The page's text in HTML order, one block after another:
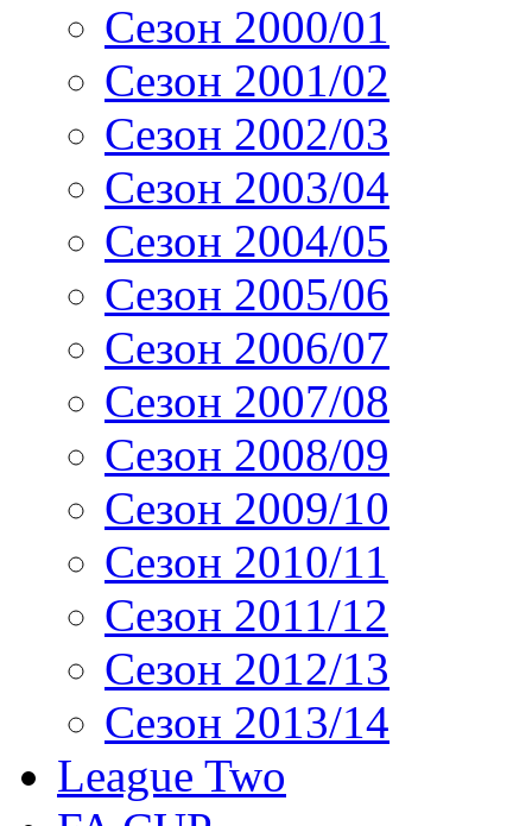
Сезон 2000/01
Сезон 2001/02
Сезон 2002/03
Сезон 2003/04
Сезон 2004/05
Сезон 2005/06
Сезон 2006/07
Сезон 2007/08
Сезон 2008/09
Сезон 2009/10
Сезон 2010/11
Сезон 2011/12
Сезон 2012/13
Сезон 2013/14
League Two